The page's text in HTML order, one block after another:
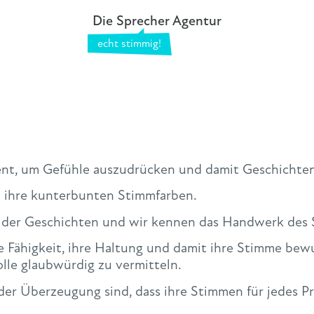
Die Sprecher Agentur
um Gefühle auszudrücken und damit
kunterbunten Stimmfarben.
Geschichten und wir kennen das Handwerk des
ihre Haltung und damit ihre Stimme
glaubwürdig zu vermitteln.
Überzeugung sind, dass ihre Stimmen für jedes